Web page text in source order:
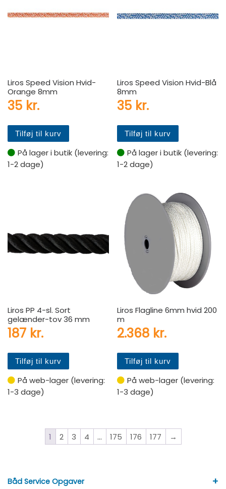
Liros Speed Vision Hvid-
Orange 8mm
35 kr.
Tilføj til kurv
På lager i butik (levering:
1-2 dage)
Liros Speed Vision Hvid-Blå
8mm
35 kr.
Tilføj til kurv
På lager i butik (levering:
1-2 dage)
Liros PP 4-sl. Sort
gelænder-tov 36 mm
187 kr.
Tilføj til kurv
På web-lager (levering:
1-3 dage)
Liros Flagline 6mm hvid 200
m
2.368 kr.
Tilføj til kurv
På web-lager (levering:
1-3 dage)
1 2 3 4 … 175 176 177 →
Båd Service Opgaver +